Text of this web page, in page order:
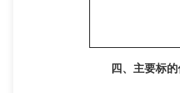
四、主要标